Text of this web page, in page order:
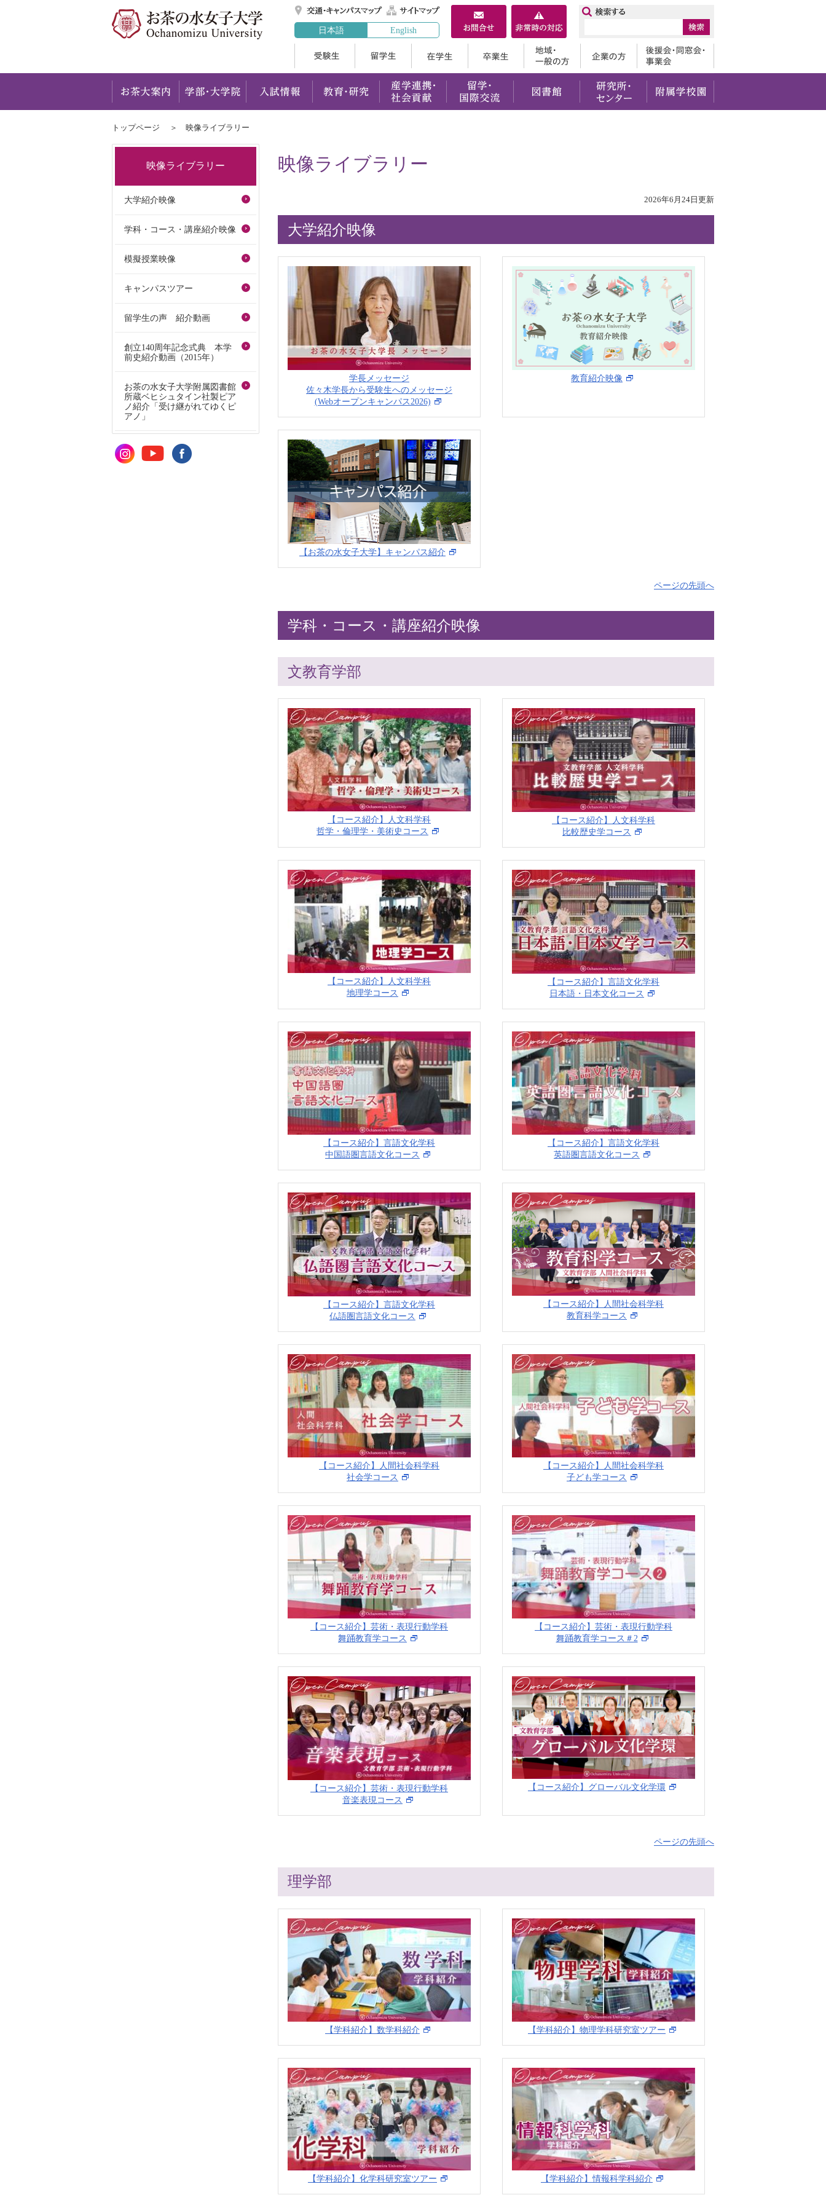
交通・キャンパスマップ
サイトマップ
日本語
English
在学生 地域・一般の方企業の方
お茶大案内 入試情報 教育・研究 産学連携・社会貢献留学・国際交流
トップページ 映像ライブラリー
映像ライブラリー
2026年6月24日更新
大学紹介映像
学長メッセージ
佐々木学長から受験生へのメッセージ
(Webオープンキャンパス2026)
教育紹介映像
【お茶の水女子大学】キャンパス紹介
ページの先頭へ
学科・コース・講座紹介映像
文教育学部
【コース紹介】人文科学科
哲学・倫理学・美術史コース
【コース紹介】人文科学科
比較歴史学コース
【コース紹介】人文科学科
地理学コース
【コース紹介】言語文化学科
日本語・日本文化コース
【コース紹介】言語文化学科
中国語圏言語文化コース
【コース紹介】言語文化学科
英語圏言語文化コース
【コース紹介】言語文化学科
仏語圏言語文化コース
【コース紹介】人間社会科学科
教育科学コース
【コース紹介】人間社会科学科
社会学コース
【コース紹介】人間社会科学科
子ども学コース
【コース紹介】芸術・表現行動学科
舞踊教育学コース
【コース紹介】芸術・表現行動学科
舞踊教育学コース＃2
【コース紹介】芸術・表現行動学科
音楽表現コース
【コース紹介】グローバル文化学環
ページの先頭へ
理学部
【学科紹介】数学科紹介 【学科紹介】物理学科研究室ツアー
【学科紹介】化学科研究室ツアー 【学科紹介】情報科学科紹介
映像ライブラリー
大学紹介映像
学科・コース・講座紹介映像
模擬授業映像
キャンパスツアー
留学生の声 紹介動画
創立140周年記念式典 本学
前史紹介動画（2015年）
お茶の水女子大学附属図書館
所蔵ベヒシュタイン社製ピア
ノ紹介「受け継がれてゆくピ
アノ」